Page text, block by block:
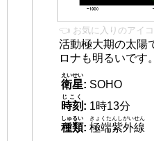
👈 お気に入りのアイコ
活動極大期の太陽
ロナも明るいです。
衛星
えいせい
: SOHO
時刻
じこく
: 1時13分
種類
しゅるい
: 極端紫外線
きょくたんしがいせん